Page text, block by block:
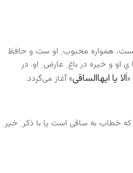
همواره محبوب ِ او ست و حافظ
او و خیره در باغ ِ عارض ِ او. در
اَلا یا ایهاالساقی» آغاز می‌گردد.
خطاب به ساقی است یا با ذکر ِ خیر